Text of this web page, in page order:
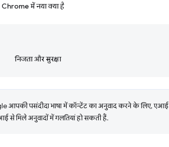
Chrome में नया क्या है
निजता और सुरक्षा
आपकी पसंदीदा भाषा में कॉन्टेंट का अनुवाद करने के लिए, एआई
से मिले अनुवादों में गलतियां हो सकती हैं.